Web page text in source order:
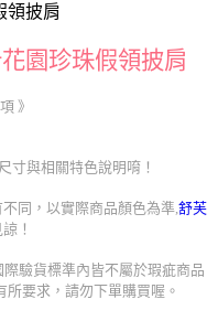
領披肩
園珍珠假領披肩
》
寸與相關特色說明唷！
同，以實際商品顏色為準, 舒芙
！
驗貨標準內皆不屬於瑕疵商品
要求，請勿下單購買喔。